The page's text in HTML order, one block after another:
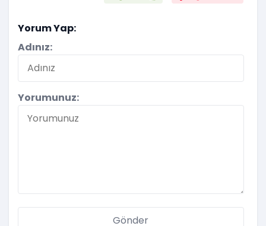
Yorum Yap:
Adınız:
Yorumunuz: